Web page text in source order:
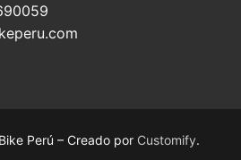
Perú – Creado por Customify.